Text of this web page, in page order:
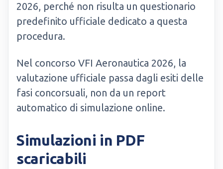
2026, perché non risulta un questionario
predefinito ufficiale dedicato a questa
procedura.
Nel concorso VFI Aeronautica 2026, la
valutazione ufficiale passa dagli esiti delle
fasi concorsuali, non da un report
automatico di simulazione online.
Simulazioni in PDF
scaricabili